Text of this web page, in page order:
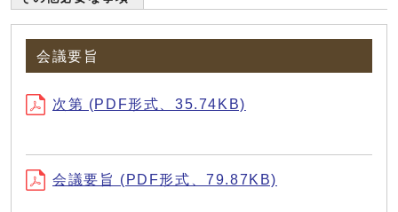
会議要旨
次第 (PDF形式、35.74KB)
会議要旨 (PDF形式、79.87KB)